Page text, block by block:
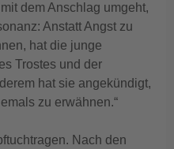
dem Anschlag umgeht,
Anstatt Angst zu
hat die junge
Trostes und der
hat sie angekündigt,
zu erwähnen.“
Nach den